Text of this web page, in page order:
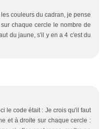
couleurs du cadran, je pense
chaque cercle le nombre de
du jaune, s'il y en a 4 c'est du
le code était : Je crois qu'il faut
et à droite sur chaque cercle :